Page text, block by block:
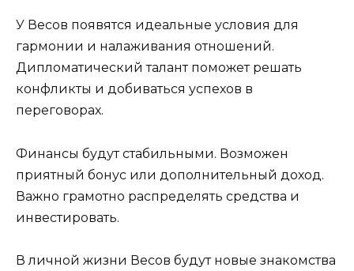
У Весов появятся идеальные условия для
гармонии и налаживания отношений.
Дипломатический талант поможет решать
конфликты и добиваться успехов в
переговорах.
Финансы будут стабильными. Возможен
приятный бонус или дополнительный доход.
Важно грамотно распределять средства и
инвестировать.
В личной жизни Весов будут новые знакомства